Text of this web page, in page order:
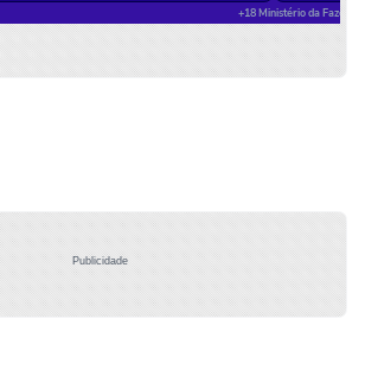
Publicidade